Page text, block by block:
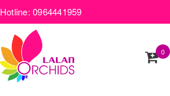
Hotline:0964441959
0